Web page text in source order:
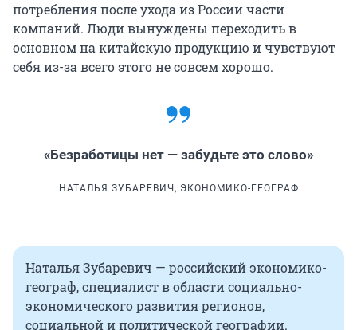
потребления после ухода из России части
компаний. Люди вынуждены переходить в
основном на китайскую продукцию и чувствуют
себя из-за всего этого не совсем хорошо.
«Безработицы нет — забудьте это слово»
НАТАЛЬЯ ЗУБАРЕВИЧ, ЭКОНОМИКО-ГЕОГРАФ
Наталья Зубаревич — российский экономико-
географ, специалист в области социально-
экономического развития регионов,
социальной и политической географии.